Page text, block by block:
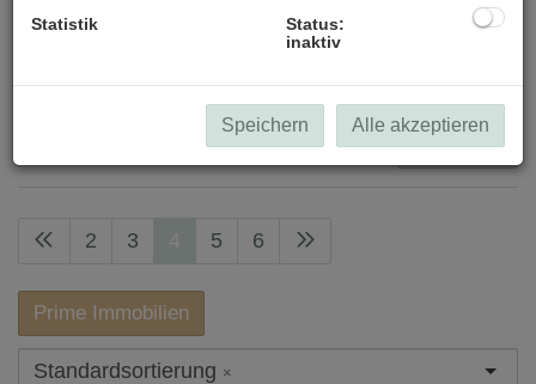
Suchen
2 3 5 6
Prime Immobilien
Standardsortierung ×
Statistik
Status:
inaktiv
Speichern Alle akzeptieren